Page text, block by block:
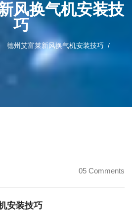
风换气机安装技
巧
德州艾富莱新风换气机安装技巧
05 Comments
安装技巧